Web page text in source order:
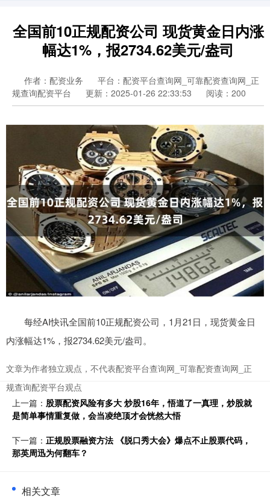
全国前10正规配资公司 现货黄金日内涨
幅达1%，报2734.62美元/盎司
作者：配资业务
平台：配资平台查询网_可靠配资查询网_正
规查询配资平台
更新：2025-01-26 22:33:53 阅读：200
每经AI快讯全国前10正规配资公司，1月21日，现货黄金日
内涨幅达1%，报2734.62美元/盎司。
文章为作者独立观点，不代表配资平台查询网_可靠配资查询网_正
规查询配资平台观点
上一篇： 股票配资风险有多大 炒股16年，悟道了一真理，炒股就
是简单事情重复做，会当凌绝顶才会恍然大悟
下一篇： 正规股票融资方法 《脱口秀大会》爆点不止股票代码，
那英周迅为何翻车？
相关文章